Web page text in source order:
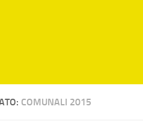
COMUNALI 2015